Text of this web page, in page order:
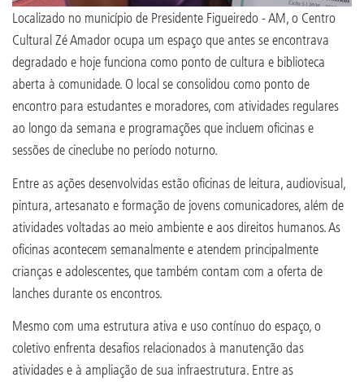
Localizado no município de Presidente Figueiredo - AM, o Centro
Cultural Zé Amador ocupa um espaço que antes se encontrava
degradado e hoje funciona como ponto de cultura e biblioteca
aberta à comunidade. O local se consolidou como ponto de
encontro para estudantes e moradores, com atividades regulares
ao longo da semana e programações que incluem oficinas e
sessões de cineclube no período noturno.
Entre as ações desenvolvidas estão oficinas de leitura, audiovisual,
pintura, artesanato e formação de jovens comunicadores, além de
atividades voltadas ao meio ambiente e aos direitos humanos. As
oficinas acontecem semanalmente e atendem principalmente
crianças e adolescentes, que também contam com a oferta de
lanches durante os encontros.
Mesmo com uma estrutura ativa e uso contínuo do espaço, o
coletivo enfrenta desafios relacionados à manutenção das
atividades e à ampliação de sua infraestrutura. Entre as